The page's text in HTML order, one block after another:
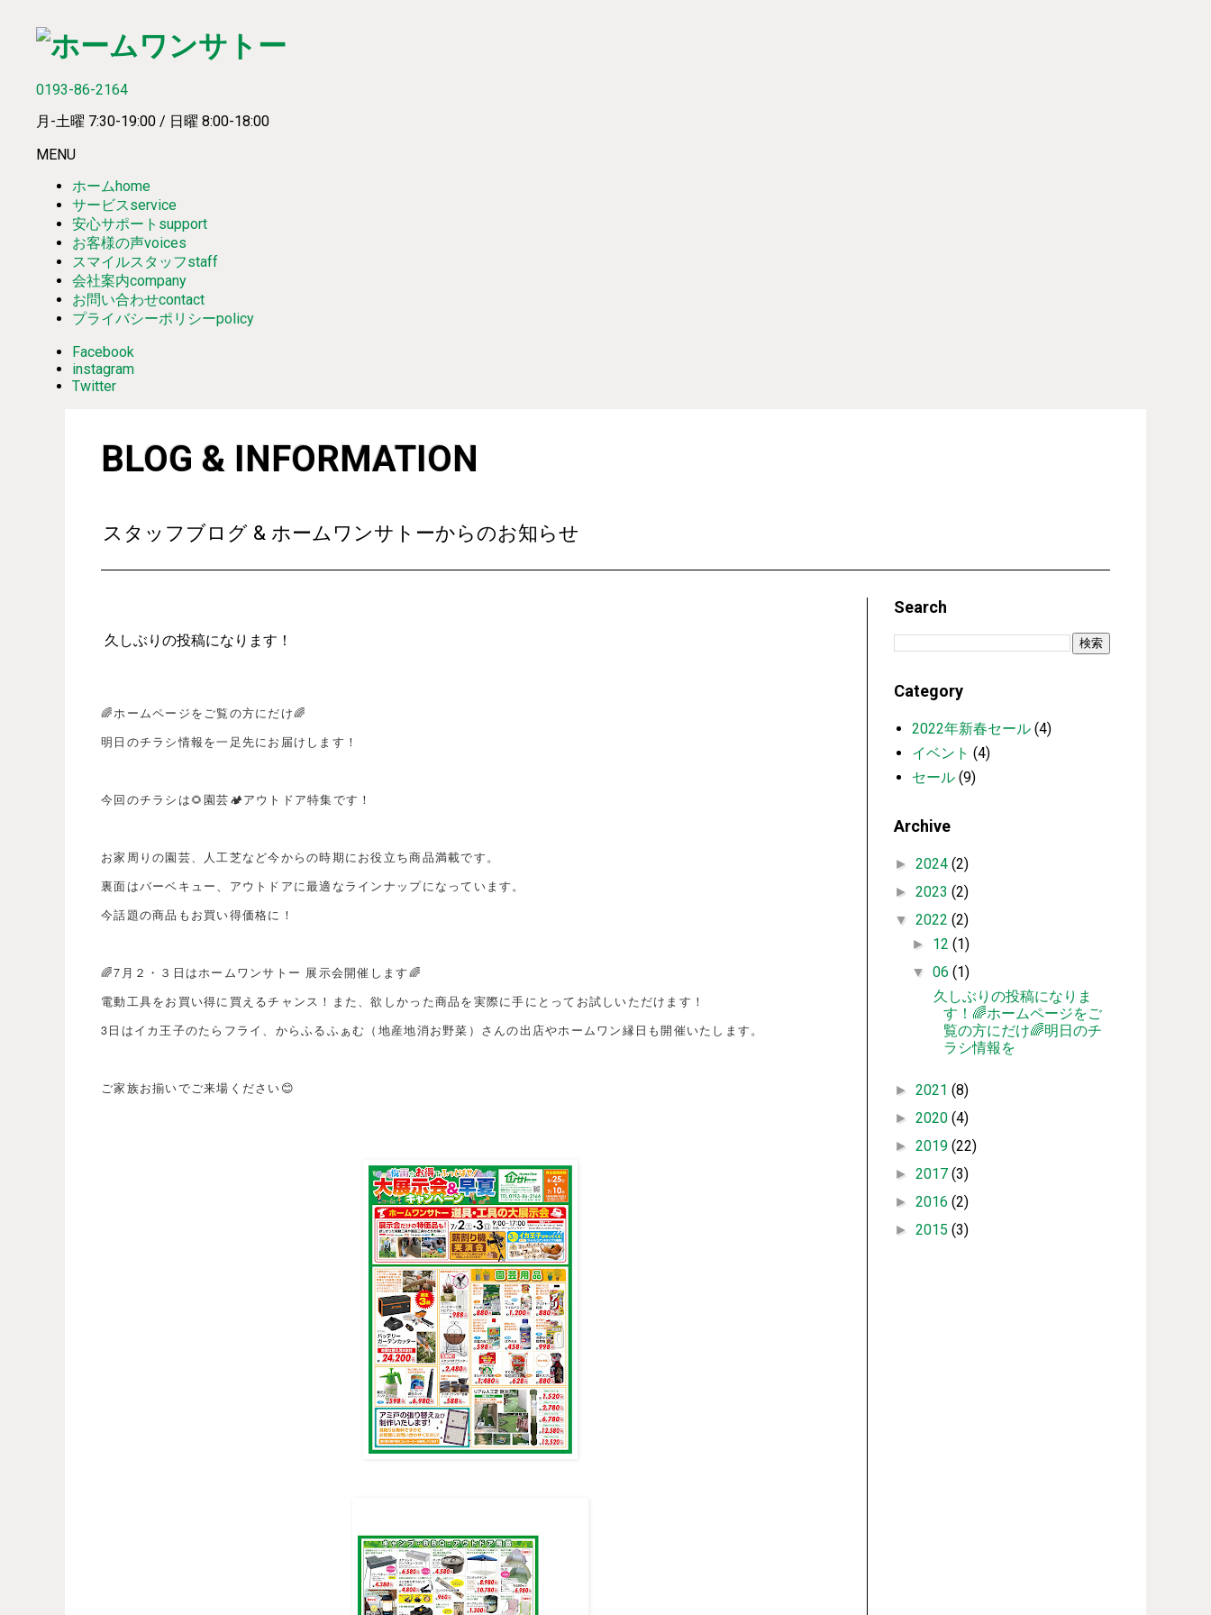
0193-86-2164
月-土曜 7:30-19:00 / 日曜 8:00-18:00
MENU
ホームhome
サービスservice
安心サポート support
お客様の声voices
スマイルスタッフstaff
会社案内company
お問い合わせcontact
プライバシーポリシーpolicy
Facebook
instagram
Twitter
BLOG & INFORMATION
スタッフブログ & ホームワンサトーからのお知らせ
久しぶりの投稿になります！
🌈ホームページをご覧の方にだけ🌈
明日のチラシ情報を一足先にお届けします！
今回のチラシは🌻園芸🏕アウトドア特集です！
お家周りの園芸、人工芝など今からの時期にお役立ち商品満載です。
裏面はバーベキュー、アウトドアに最適なラインナップになっています。
今話題の商品もお買い得価格に！
🌈7月２・３日はホームワンサトー 展示会開催します🌈
電動工具をお買い得に買えるチャンス！また、欲しかった商品を実際に手にとってお試しいただけます！
3日はイカ王子のたらフライ、からふるふぁむ（地産地消お野菜）さんの出店やホームワン縁日も開催いたします。
ご家族お揃いでご来場ください😊
Search
Category
2022年新春セール (4)
イベント (4)
セール (9)
Archive
► 2024 (2)
► 2023 (2)
▼ 2022 (2)
► 12(1)
▼06(1)
久しぶりの投稿になりま
す！🌈ホームページをご
覧の方にだけ🌈明日のチ
ラシ情報を
► 2021 (8)
► 2020 (4)
► 2019 (22)
► 2017 (3)
► 2016 (2)
► 2015 (3)